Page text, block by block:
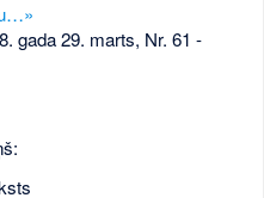
gada 29. marts, Nr. 61 -